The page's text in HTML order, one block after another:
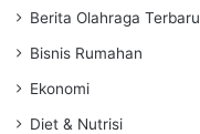
Berita Olahraga Terbaru
Bisnis Rumahan
Ekonomi
Diet & Nutrisi